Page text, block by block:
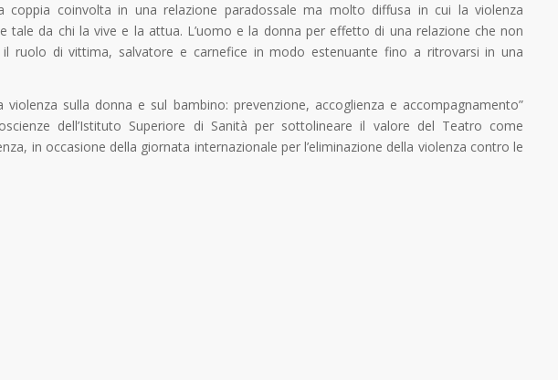
coppia coinvolta in una relazione paradossale ma molto diffusa in cui la violenza
tale da chi la vive e la attua. L’uomo e la donna per effetto di una relazione che non
ruolo di vittima, salvatore e carnefice in modo estenuante fino a ritrovarsi in una
sulla donna e sul bambino: prevenzione, accoglienza e accompagnamento”
dell’Istituto Superiore di Sanità per sottolineare il valore del Teatro come
in occasione della giornata internazionale per l’eliminazione della violenza contro le